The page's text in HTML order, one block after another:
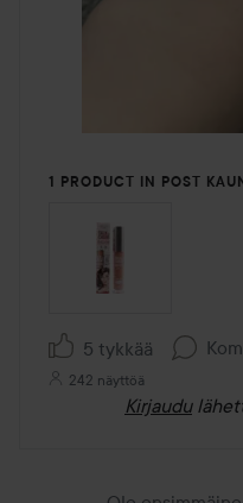
1 PRODUCT IN POST
5 tykkää
242 näyttöä
Kirjaudu